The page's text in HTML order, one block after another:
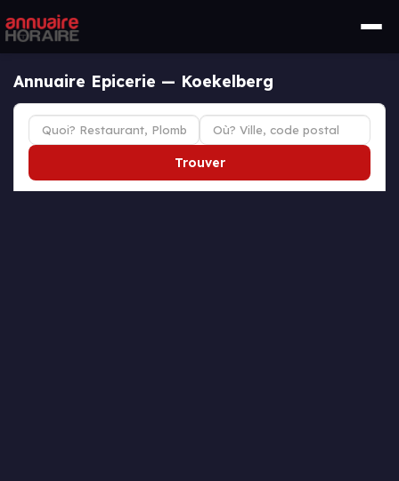
Annuaire Epicerie — Koekelberg
Trouver